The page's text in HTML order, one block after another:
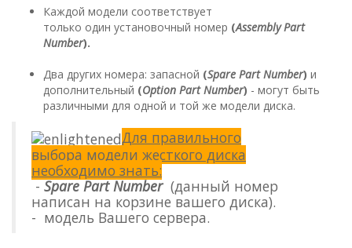
Каждой модели соответствует
только один установочный номер (Assembly Part
Number).
Два других номера: запасной (Spare Part Number) и
дополнительный (Option Part Number) - могут быть
различными для одной и той же модели диска.
Для правильного
выбора модели жесткого диска
необходимо знать:
-Spare Part Number (данный номер
написан на корзине вашего диска).
- модель Вашего сервера.